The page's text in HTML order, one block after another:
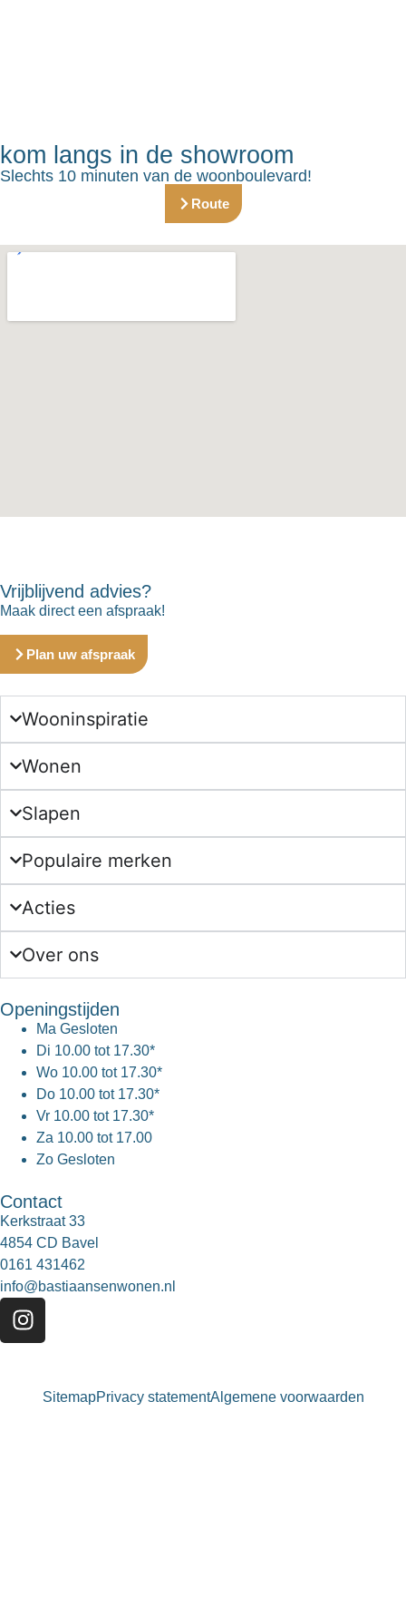
kom langs in de showroom
Slechts 10 minuten van de woonboulevard!
Route
Vrijblijvend advies?
Maak direct een afspraak!
Plan uw afspraak
Wooninspiratie
Wonen
Slapen
Populaire merken
Acties
Over ons
Openingstijden
Ma Gesloten
Di 10.00 tot 17.30*
Wo 10.00 tot 17.30*
Do 10.00 tot 17.30*
Vr 10.00 tot 17.30*
Za 10.00 tot 17.00
Zo Gesloten
Contact
Kerkstraat 33
4854 CD Bavel
0161 431462
info@bastiaansenwonen.nl
SitemapPrivacy statementAlgemene voorwaarden